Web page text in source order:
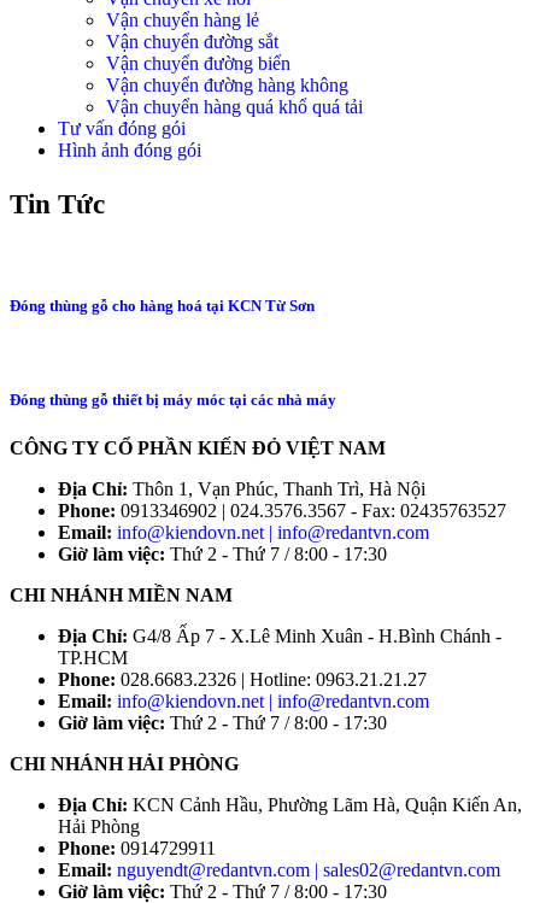
Vận chuyển hàng lẻ
Vận chuyển đường sắt
Vận chuyển đường biển
Vận chuyển đường hàng không
Vận chuyển hàng quá khổ quá tải
Tư vấn đóng gói
Hình ảnh đóng gói
Tin Tức
Đóng thùng gỗ cho hàng hoá tại KCN Từ Sơn
Đóng thùng gỗ thiết bị máy móc tại các nhà máy
CÔNG TY CỔ PHẦN KIẾN ĐỎ VIỆT NAM
Địa Chỉ: Thôn 1, Vạn Phúc, Thanh Trì, Hà Nội
Phone: 0913346902 | 024.3576.3567 - Fax: 02435763527
Email: info@kiendovn.net | info@redantvn.com
Giờ làm việc: Thứ 2 - Thứ 7 / 8:00 - 17:30
CHI NHÁNH MIỀN NAM
Địa Chỉ: G4/8 Ấp 7 - X.Lê Minh Xuân - H.Bình Chánh -
TP.HCM
Phone: 028.6683.2326 | Hotline: 0963.21.21.27
Email: info@kiendovn.net | info@redantvn.com
Giờ làm việc: Thứ 2 - Thứ 7 / 8:00 - 17:30
CHI NHÁNH HẢI PHÒNG
Địa Chỉ: KCN Cảnh Hầu, Phường Lãm Hà, Quận Kiến An,
Hải Phòng
Phone: 0914729911
Email: nguyendt@redantvn.com | sales02@redantvn.com
Giờ làm việc: Thứ 2 - Thứ 7 / 8:00 - 17:30